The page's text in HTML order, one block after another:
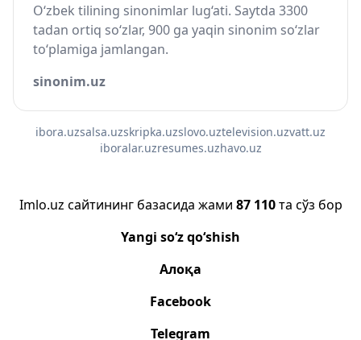
O‘zbek tilining sinonimlar lug‘ati. Saytda 3300
tadan ortiq so‘zlar, 900 ga yaqin sinonim so‘zlar
to‘plamiga jamlangan.
sinonim.uz
ibora.uzsalsa.uzskripka.uzslovo.uztelevision.uzvatt.uz
iboralar.uzresumes.uzhavo.uz
Imlo.uz сайтининг базасида жами 87 110та сўз бор
Yangi so‘z qo‘shish
Алоқа
Facebook
Telegram